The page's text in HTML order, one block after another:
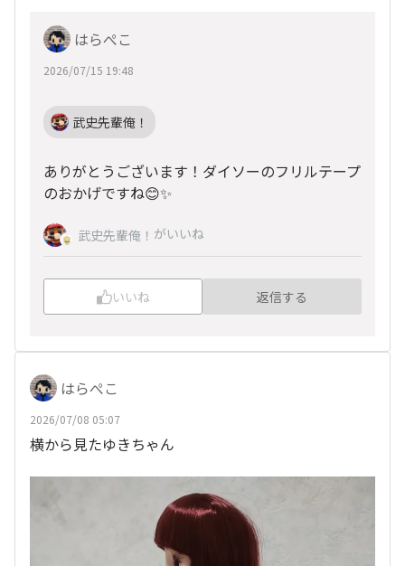
はらぺこ
2026/07/15 19:48
武史先輩俺！
ありがとうございます！ダイソーのフリルテープ
のおかげですね😊✨
武史先輩俺！ がいいね
いいね 返信する
はらぺこ
2026/07/08 05:07
横から見たゆきちゃん